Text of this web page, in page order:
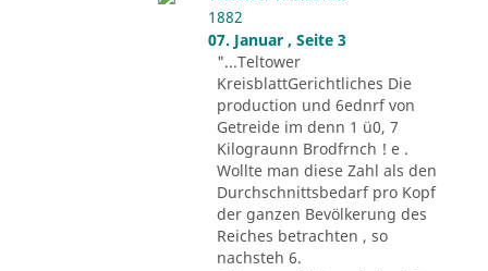
1882
07. Januar , Seite 3
"...Teltower
KreisblattGerichtliches Die
production und 6ednrf von
Getreide im denn 1 ü0, 7
Kilograunn Brodfrnch ! e .
Wollte man diese Zahl als den
Durchschnittsbedarf pro Kopf
der ganzen Bevölkerung des
Reiches betrachten , so
nachsteh 6.